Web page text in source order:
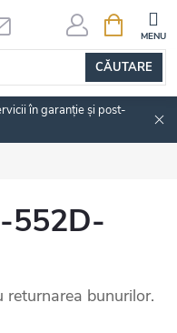
CĂUTARE
DE
în garanție și post-
552D-
bunurilor.